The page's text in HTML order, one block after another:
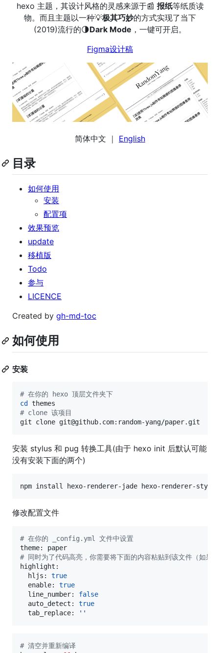
hexo 主题，其设计风格的灵感来源于📰 报纸等纸质读
物。而且主题以一种💡极其巧妙的方式实现了当下
(2019)流行的🌗Dark Mode ，一键可开启。
Figma设计稿
简体中文 ｜ English
目录
如何使用
安装
配置项
效果预览
update
移植版
Todo
参与
LICENCE
Created by gh-md-toc
如何使用
安装
# 在你的 hexo 顶层文件夹下
cd
# clone 该项目
git clone git@github.com:random-yang/paper.git
安装 stylus 和 pug 转换工具(由于 hexo init 后默认可能
没有安装下面的两个)
修改配置文件
# 在你的 _config.yml 文件中设置
# 同时为了代码高亮，你需要将下面的内容粘贴到该文件（如
highlight:
  hljs:
true
  enable:
true
  line_number:
false
  auto_detect:
true
  tab_replace:
' '
# 清空并重新编译